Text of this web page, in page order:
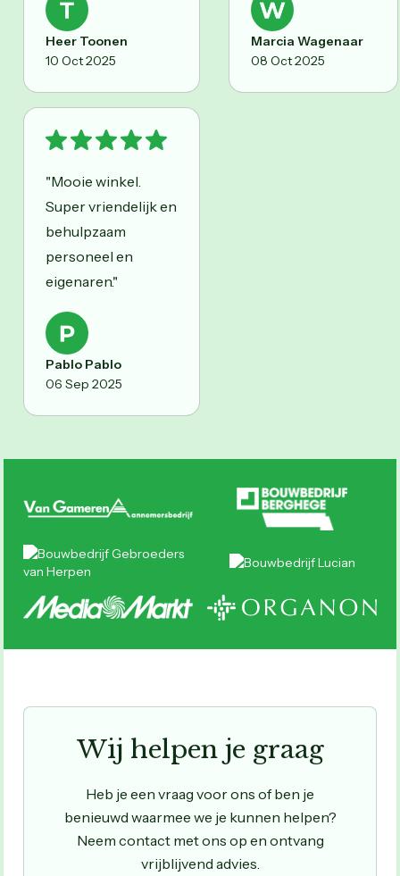
Heer Toonen
10 Oct 2025
Marcia Wagenaar
08 Oct 2025
"Mooie winkel.
Super vriendelijk en
behulpzaam
personeel en
eigenaren."
Pablo Pablo
06 Sep 2025
Wij helpen je graag
Heb je een vraag voor ons of ben je
benieuwd waarmee we je kunnen helpen?
Neem contact met ons op en ontvang
vrijblijvend advies.